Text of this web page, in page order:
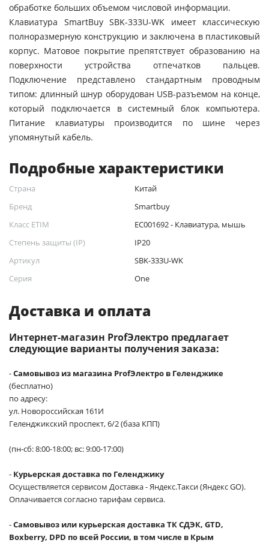
обработке больших объемом числовой информации.
Клавиатура SmartBuy SBK-333U-WK имеет классическую
полноразмерную конструкцию и заключена в пластиковый
корпус. Матовое покрытие препятствует образованию на
поверхности устройства отпечатков пальцев.
Подключение представлено стандартным проводным
типом: длинный шнур оборудован USB-разъемом на конце,
который подключается в системный блок компьютера.
Питание клавиатуры производится по шине через
упомянутый кабель.
Подробные характеристики
Страна
Китай
Бренд
Smartbuy
Класс ETIM
EC001692 - Клавиатура, мышь
Степень защиты (IP)
IP20
Артикул
SBK-333U-WK
Серия
One
Доставка и оплата
Интернет-магазин ProfЭлектро предлагает
следующие варианты получения заказа:
-Самовывоз из магазина ProfЭлектро в Геленджике
(бесплатно)
по адресу:
ул. Новороссийская 161И
Геленджикский проспект, 6/2 (база КПП)
(пн-сб: 8:00-18:00; вс: 9:00-17:00)
- Курьерская доставка по Геленджику
Осуществляется сервисом Доставка - Яндекс.Такси (Яндекс GO).
Оплачивается согласно тарифам сервиса.
-Самовывоз или курьерская доставка ТК СДЭК, GTD,
Boxberry, DPD по всей России, в том числе в Крым